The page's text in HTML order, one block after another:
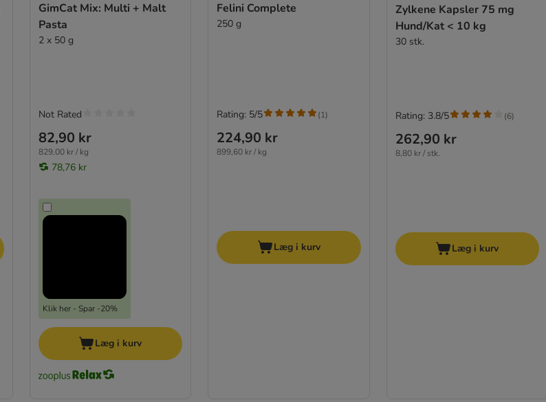
GimCat Mix: Multi + Malt
Pasta
2 x 50 g
82,90 kr
829,00 kr / kg
78,76 kr
Klik her - Spar -20%
Not Rated
Læg i kurv
Felini Complete
250 g
224,90 kr
899,60 kr / kg
Rating: 5/5 (1)
Læg i kurv
Zylkene Kapsler 75 mg
Hund/Kat < 10 kg
30 stk.
262,90 kr
8,80 kr / stk.
Rating: 3.8/5 (6)
Læg i kurv